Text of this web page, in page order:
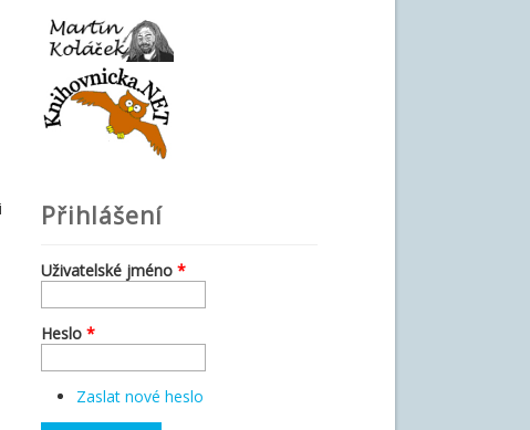
Přihlášení
Uživatelské jméno *
Heslo *
Zaslat nové heslo